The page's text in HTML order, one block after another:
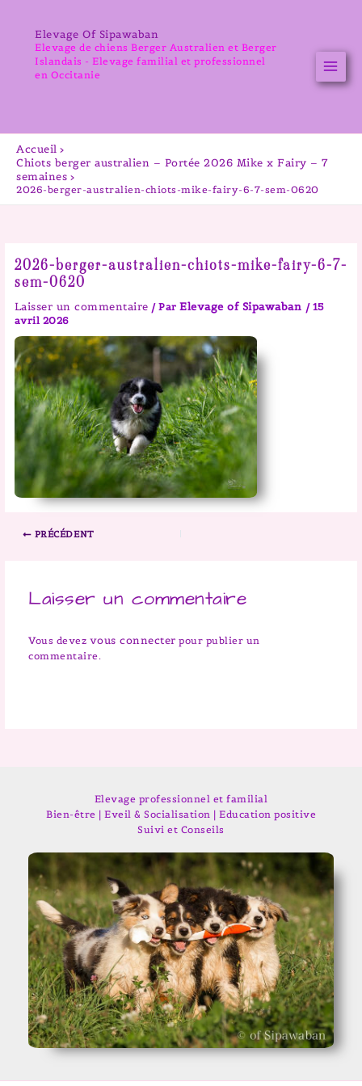
contenuElevage Of Sipawaban
Elevage de chiens Berger Australien et Berger
Islandais - Elevage familial et professionnel
en Occitanie
Accueil
Chiots berger australien – Portée 2026 Mike x Fairy – 7
semaines
2026-berger-australien-chiots-mike-fairy-6-7-sem-0620
2026-berger-australien-chiots-mike-fairy-6-7-
sem-0620
Laisser un commentaire / ParElevage of Sipawaban / 15
avril 2026
PRÉCÉDENT
Laisser un commentaire
Vous devez vous connecter pour publier un
commentaire.
Elevage professionnel et familial
Bien-être | Eveil & Socialisation | Education positive
Suivi et Conseils